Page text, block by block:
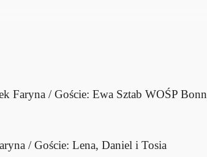
Faryna / Goście: Ewa Sztab WOŚP Bonn
/ Goście: Lena, Daniel i Tosia